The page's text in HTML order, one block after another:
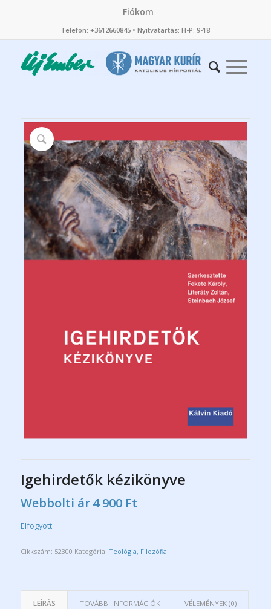
Fiókom
Telefon: +3612660845 • Nyitvatartás: H-P: 9-18
Igehirdetők kézikönyve
Webbolti ár 4 900 Ft
Elfogyott
Cikkszám: 52300 Kategória: Teológia, Filozófia
LEÍRÁS TOVÁBBI INFORMÁCIÓK VÉLEMÉNYEK (0)